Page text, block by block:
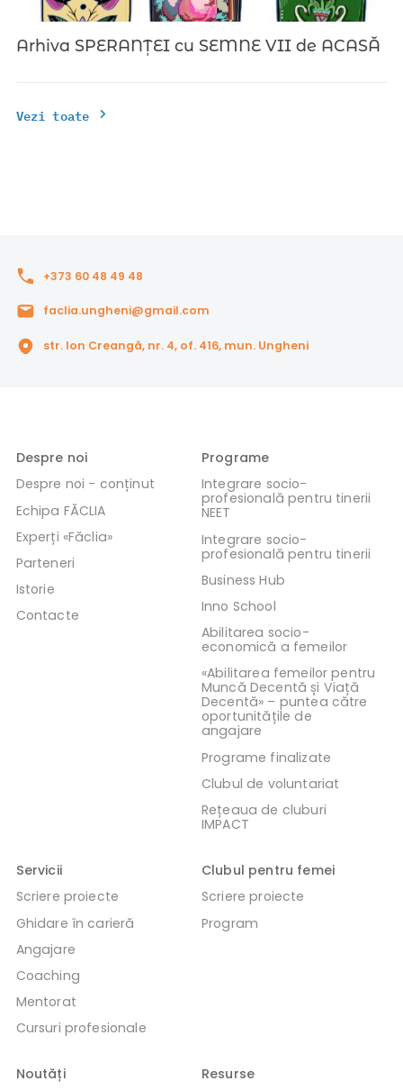
Arhiva SPERANȚEI cu SEMNE VII de ACASĂ
Vezi toate
+373 60 48 49 48
faclia.ungheni@gmail.com
str. Ion Creangă, nr. 4, of. 416, mun. Ungheni
Despre noi
Despre noi - conținut
Echipa FĂCLIA
Experți «Făclia»
Parteneri
Istorie
Contacte
Programe
Integrare socio-
profesională pentru tinerii
NEET
Integrare socio-
profesională pentru tinerii
Business Hub
Inno School
Abilitarea socio-
economică a femeilor
«Abilitarea femeilor pentru
Muncă Decentă și Viață
Decentă» – puntea către
oportunitățile de
angajare
Programe finalizate
Clubul de voluntariat
Rețeaua de cluburi
IMPACT
Servicii
Scriere proiecte
Ghidare în carieră
Angajare
Coaching
Mentorat
Cursuri profesionale
Clubul pentru femei
Scriere proiecte
Program
Noutăți
Resurse